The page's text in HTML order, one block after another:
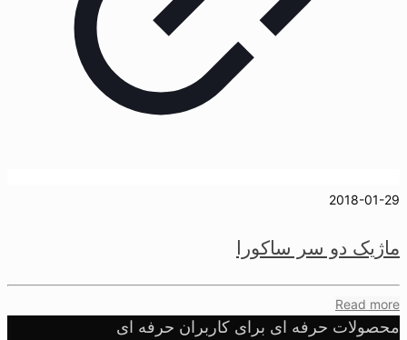
2018-01-29
ماژیک دو سر ساکورا
Read more
محصولات حرفه ای برای کاربران حرفه ای